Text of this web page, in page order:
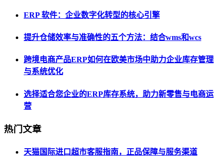
ERP 软件：企业数字化转型的核心引擎
提升仓储效率与准确性的五个方法：结合wms和wcs
跨境电商产品ERP如何在欧美市场中助力企业库存管理
与系统优化
选择适合您企业的ERP库存系统，助力新零售与电商运
营
热门文章
天猫国际进口超市客服指南，正品保障与服务渠道